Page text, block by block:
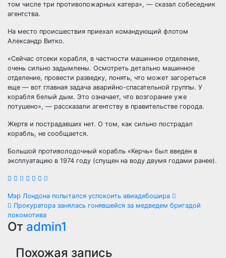
том числе три противопожарных катера», — сказал собеседник
агентства.
На место происшествия приехал командующий флотом
Александр Витко.
«Сейчас отсеки корабля, в частности машинное отделение,
очень сильно задымлены. Осмотреть детально машинное
отделение, провести разведку, понять, что может загореться
еще — вот главная задача аварийно-спасательной группы. У
корабля белый дым. Это означает, что возгорание уже
потушено», — рассказали агентству в правительстве города.
Жертв и пострадавших нет. О том, как сильно пострадал
корабль, не сообщается.
Большой противолодочный корабль «Керчь» был введен в
эксплуатацию в 1974 году (спущен на воду двумя годами ранее).
Навигация
по
записям
Мэр Лондона попытался успокоить авиадебошира
Прокуратора занялась гонявшейся за медведем бригадой
локомотива
От admin1
Похожая запись